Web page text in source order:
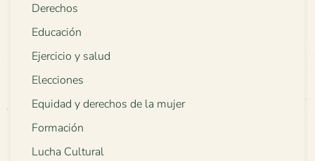
Derechos
Educación
Ejercicio y salud
Elecciones
Equidad y derechos de la mujer
Formación
Lucha Cultural